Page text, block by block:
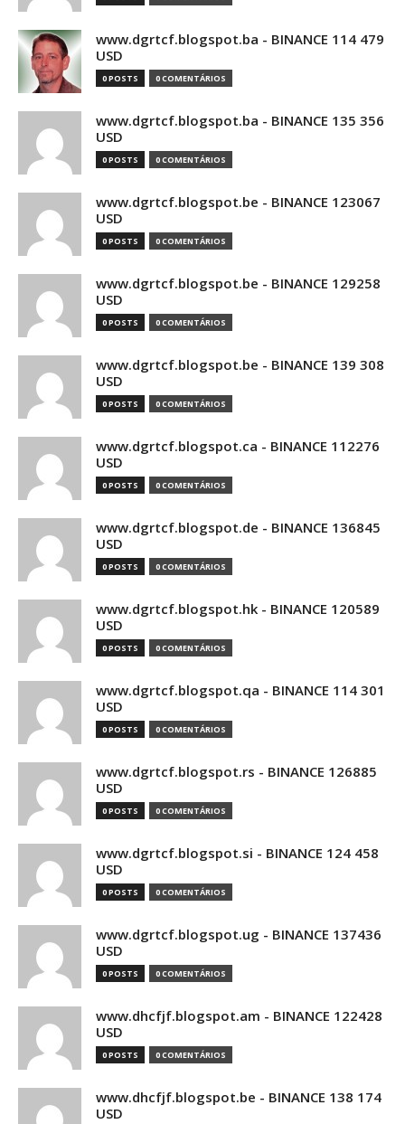
www.dgrtcf.blogspot.ba - BINANCE 114 479
USD
0 POSTS 0 COMENTÁRIOS
www.dgrtcf.blogspot.ba - BINANCE 135 356
USD
0 POSTS 0 COMENTÁRIOS
www.dgrtcf.blogspot.be - BINANCE 123067
USD
0 POSTS 0 COMENTÁRIOS
www.dgrtcf.blogspot.be - BINANCE 129258
USD
0 POSTS 0 COMENTÁRIOS
www.dgrtcf.blogspot.be - BINANCE 139 308
USD
0 POSTS 0 COMENTÁRIOS
www.dgrtcf.blogspot.ca - BINANCE 112276
USD
0 POSTS 0 COMENTÁRIOS
www.dgrtcf.blogspot.de - BINANCE 136845
USD
0 POSTS 0 COMENTÁRIOS
www.dgrtcf.blogspot.hk - BINANCE 120589
USD
0 POSTS 0 COMENTÁRIOS
www.dgrtcf.blogspot.qa - BINANCE 114 301
USD
0 POSTS 0 COMENTÁRIOS
www.dgrtcf.blogspot.rs - BINANCE 126885
USD
0 POSTS 0 COMENTÁRIOS
www.dgrtcf.blogspot.si - BINANCE 124 458
USD
0 POSTS 0 COMENTÁRIOS
www.dgrtcf.blogspot.ug - BINANCE 137436
USD
0 POSTS 0 COMENTÁRIOS
www.dhcfjf.blogspot.am - BINANCE 122428
USD
0 POSTS 0 COMENTÁRIOS
www.dhcfjf.blogspot.be - BINANCE 138 174
USD